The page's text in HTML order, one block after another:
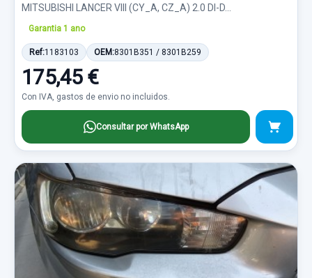
MITSUBISHI LANCER VIII (CY_A, CZ_A) 2.0 DI-D...
Garantia 1 ano
Ref:1183103 OEM:8301B351 / 8301B259
175,45 €
Con IVA, gastos de envio no incluidos.
Consultar por WhatsApp